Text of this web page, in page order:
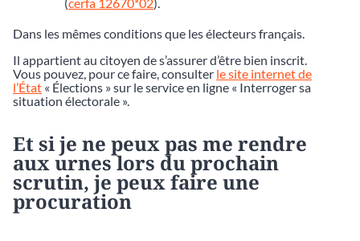
Dans les mêmes conditions que les électeurs français.
Il appartient au citoyen de s’assurer d’être bien inscrit.
Vous pouvez, pour ce faire, consulter le site internet de
l’État « Élections » sur le service en ligne « Interroger sa
situation électorale ».
Et si je ne peux pas me rendre
aux urnes lors du prochain
scrutin, je peux faire une
procuration